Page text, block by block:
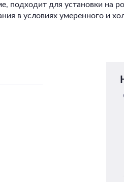
подходит для установки на
в условиях умеренного и